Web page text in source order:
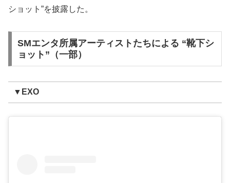
ショット”を披露した。
SMエンタ所属アーティストたちによる “靴下シ
ョット”（一部）
▼EXO